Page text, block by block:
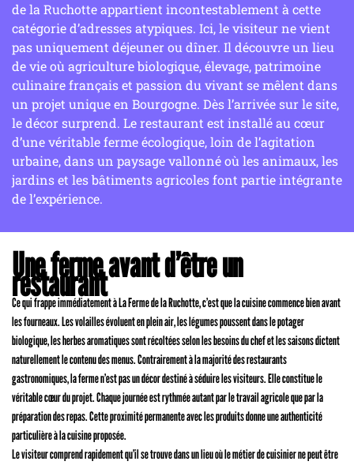
de la Ruchotte appartient incontestablement à cette
catégorie d’adresses atypiques. Ici, le visiteur ne vient
pas uniquement déjeuner ou dîner. Il découvre un lieu
de vie où agriculture biologique, élevage, patrimoine
culinaire français et passion du vivant se mêlent dans
un projet unique en Bourgogne. Dès l’arrivée sur le site,
le décor surprend. Le restaurant est installé au cœur
d’une véritable ferme écologique, loin de l’agitation
urbaine, dans un paysage vallonné où les animaux, les
jardins et les bâtiments agricoles font partie intégrante
de l’expérience.
Une ferme avant d’être un
restaurant
Ce qui frappe immédiatement à La Ferme de la Ruchotte, c’est que la cuisine commence bien avant
les fourneaux. Les volailles évoluent en plein air, les légumes poussent dans le potager
biologique, les herbes aromatiques sont récoltées selon les besoins du chef et les saisons dictent
naturellement le contenu des menus. Contrairement à la majorité des restaurants
gastronomiques, la ferme n’est pas un décor destiné à séduire les visiteurs. Elle constitue le
véritable cœur du projet. Chaque journée est rythmée autant par le travail agricole que par la
préparation des repas. Cette proximité permanente avec les produits donne une authenticité
particulière à la cuisine proposée.
Le visiteur comprend rapidement qu’il se trouve dans un lieu où le métier de cuisinier ne peut être